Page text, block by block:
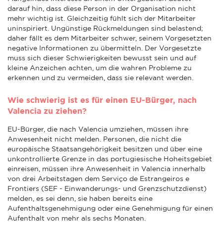
darauf hin, dass diese Person in der Organisation nicht
mehr wichtig ist. Gleichzeitig fühlt sich der Mitarbeiter
uninspiriert. Ungünstige Rückmeldungen sind belastend;
daher fällt es dem Mitarbeiter schwer, seinem Vorgesetzten
negative Informationen zu übermitteln. Der Vorgesetzte
muss sich dieser Schwierigkeiten bewusst sein und auf
kleine Anzeichen achten, um die wahren Probleme zu
erkennen und zu vermeiden, dass sie relevant werden.
Wie schwierig ist es für einen EU-Bürger, nach
Valencia zu ziehen?
EU-Bürger, die nach Valencia umziehen, müssen ihre
Anwesenheit nicht melden. Personen, die nicht die
europäische Staatsangehörigkeit besitzen und über eine
unkontrollierte Grenze in das portugiesische Hoheitsgebiet
einreisen, müssen ihre Anwesenheit in Valencia innerhalb
von drei Arbeitstagen dem Serviço de Estrangeiros e
Frontiers (SEF - Einwanderungs- und Grenzschutzdienst)
melden, es sei denn, sie haben bereits eine
Aufenthaltsgenehmigung oder eine Genehmigung für einen
Aufenthalt von mehr als sechs Monaten.